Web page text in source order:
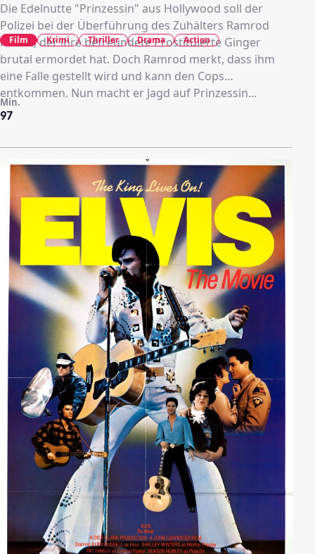
Die Edelnutte "Prinzessin" aus Hollywood soll der
Polizei bei der Überführung des Zuhälters Ramrod
helfen, der ihre befreundete Prostituierte Ginger
brutal ermordet hat. Doch Ramrod merkt, dass ihm
eine Falle gestellt wird und kann den Cops
entkommen. Nun macht er Jagd auf Prinzessin...
97
Min.
Film Krimi Thriller Drama Action